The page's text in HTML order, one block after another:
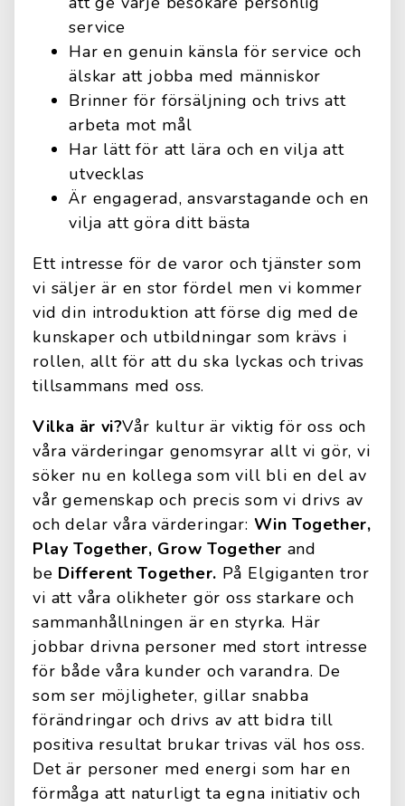
service
Har en genuin känsla för service och
älskar att jobba med människor
Brinner för försäljning och trivs att
arbeta mot mål
Har lätt för att lära och en vilja att
utvecklas
Är engagerad, ansvarstagande och en
vilja att göra ditt bästa
Ett intresse för de varor och tjänster som
vi säljer är en stor fördel men vi kommer
vid din introduktion att förse dig med de
kunskaper och utbildningar som krävs i
rollen, allt för att du ska lyckas och trivas
tillsammans med oss.
Vilka är vi?Vår kultur är viktig för oss och
våra värderingar genomsyrar allt vi gör, vi
söker nu en kollega som vill bli en del av
vår gemenskap och precis som vi drivs av
och delar våra värderingar: Win Together,
Play Together, Grow Together and
be Different Together. På Elgiganten tror
vi att våra olikheter gör oss starkare och
sammanhållningen är en styrka. Här
jobbar drivna personer med stort intresse
för både våra kunder och varandra. De
som ser möjligheter, gillar snabba
förändringar och drivs av att bidra till
positiva resultat brukar trivas väl hos oss.
Det är personer med energi som har en
förmåga att naturligt ta egna initiativ och